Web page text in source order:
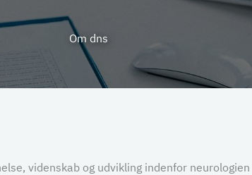
Om dns
videnskab og udvikling indenfor